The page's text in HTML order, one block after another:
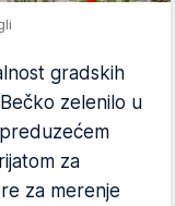
gradskih
zelenilo u
za
za merenje